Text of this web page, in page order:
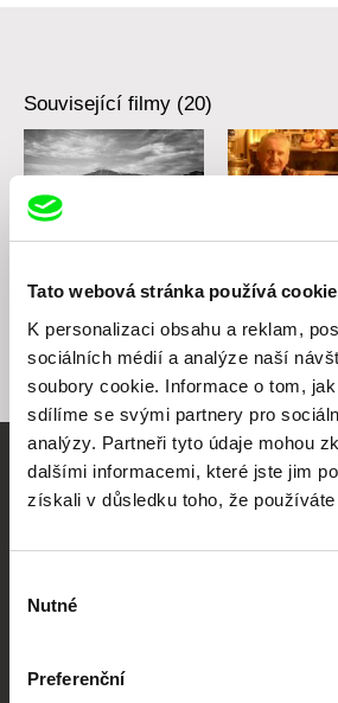
Tato webová stránka používá
K personalizaci obsahu a reklam,
sociálních médií a analýze naší
soubory cookie. Informace o tom,
sdílíme se svými partnery pro
analýzy. Partneři tyto údaje mohou
dalšími informacemi, které jste jim
získali v důsledku toho, že
souhlasu
Nutné
Preferenční
Související filmy (20)
Ukradl jsi mé srdce Houska s
Vaše
Portál DAFilms.cz je výsledkem tvůrčí